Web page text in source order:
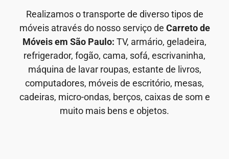
Realizamos o transporte de diverso tipos de
móveis através do nosso serviço de Carreto de
Móveis em São Paulo: TV, armário, geladeira,
refrigerador, fogão, cama, sofá, escrivaninha,
máquina de lavar roupas, estante de livros,
computadores, móveis de escritório, mesas,
cadeiras, micro-ondas, berços, caixas de som e
muito mais bens e objetos.